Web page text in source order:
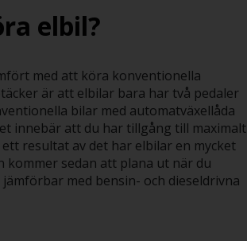
elbil?
med att köra konventionella
är att elbilar bara har två pedaler
bilar med automatväxellåda
innebär att du har tillgång till maximalt
resultat av det har elbilar en mycket
kommer sedan att plana ut när du
med bensin- och dieseldrivna